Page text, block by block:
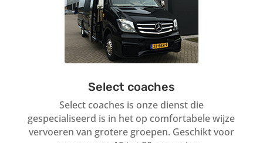
Select coaches
Select coaches is onze dienst die
gespecialiseerd is in het op comfortabele wijze
vervoeren van grotere groepen. Geschikt voor